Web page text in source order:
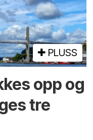
PLUSS
opp og
tre